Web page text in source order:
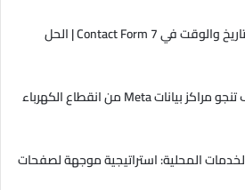
إضافة DayPick لحقول التاريخ والوقت في Contact Form 7 | الحل
عندما تنطفئ الأنوار: كيف تنجو مراكز بيانات Meta من انقطاع الكهرباء
المحلية: استراتيجية موجهة لصفحات